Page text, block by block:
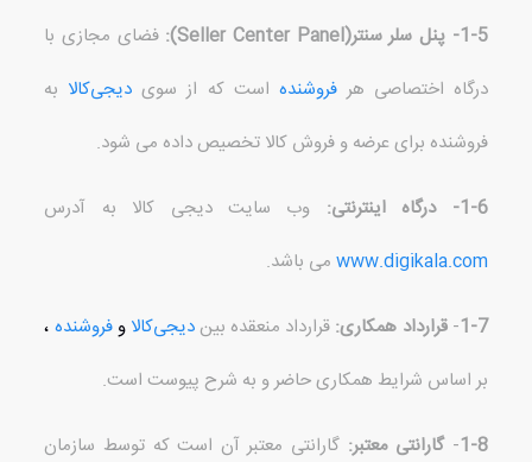
1-5- پنل سلر سنتر(
Seller Center Panel
): فضای مجازی با
درگاه اختصاصی هرفروشنده است که از سوی دیجی‌کالا به
فروشنده برای عرضه و فروش کالا تخصیص داده می شود.
1-6- درگاه اینترنتی: وب سایت دیجی کالا به آدرس
www.digikala.com می باشد.
1-7
-قرارداد همکاری: قرارداد منعقده بیندیجی‌کالا وفروشنده ،
بر اساس شرایط همکاری حاضر و به شرح پیوست است.
1-8
-گارانتی معتبر: گارانتی معتبر آن است که توسط سازمان